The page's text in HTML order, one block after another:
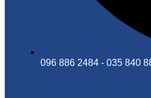
096 886 2484 - 035 840